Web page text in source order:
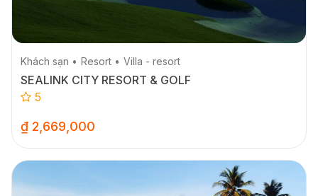
Khách sạn Resort Villa - resort
SEALINK CITY RESORT & GOLF
5
₫ 2,669,000